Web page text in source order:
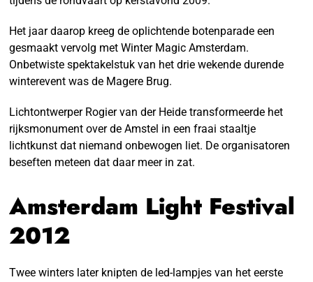
Het jaar daarop kreeg de oplichtende botenparade een
gesmaakt vervolg met Winter Magic Amsterdam.
Onbetwiste spektakelstuk van het drie wekende durende
winterevent was de Magere Brug.
Lichtontwerper Rogier van der Heide transformeerde het
rijksmonument over de Amstel in een fraai staaltje
lichtkunst dat niemand onbewogen liet. De organisatoren
beseften meteen dat daar meer in zat.
Amsterdam Light Festival
2012
Twee winters later knipten de led-lampjes van het eerste